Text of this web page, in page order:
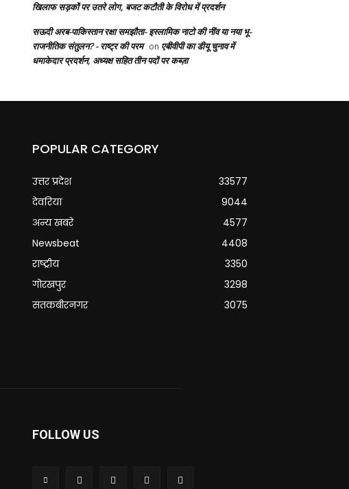
खिलाफ सड़कों पर उतरे लोग, बजट कटौती के विरोध में प्रदर्शन
सऊदी अरब-पाकिस्तान रक्षा समझौता- इस्लामिक नाटो की नींव या नया भू-
राजनीतिक संतुलन? - राष्ट्र की परम on एबीवीपी का डीयू चुनाव में
धमाकेदार प्रदर्शन, अध्यक्ष सहित तीन पदों पर कब्ज़ा
POPULAR CATEGORY
उत्तर प्रदेश
33577
देवरिया
9044
अन्य खबरे
4577
Newsbeat
4408
राष्ट्रीय
3350
गोरखपुर
3298
संतकबीरनगर
3075
FOLLOW US